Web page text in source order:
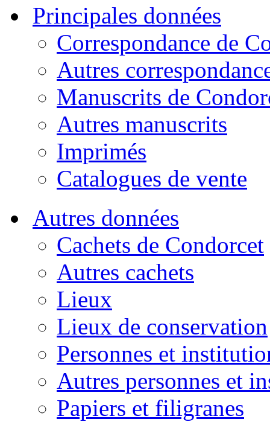
Principales données
Correspondance de
Autres
Manuscrits de
Autres manuscrits
Imprimés
Catalogues de vente
Autres données
Cachets de Condorcet
Autres cachets
Lieux
Lieux de conservation
Personnes et
Autres personnes et
Papiers et filigranes